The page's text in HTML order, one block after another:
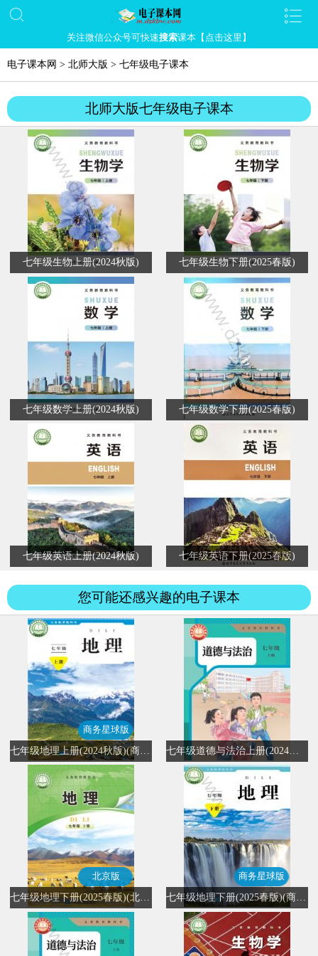
关注微信公众号可快速搜索课本【点击这里】
电子课本网 > 北师大版 > 七年级电子课本
北师大版七年级电子课本
七年级生物上册(2024秋版) 七年级生物下册(2025春版)
七年级数学上册(2024秋版) 七年级数学下册(2025春版)
七年级英语上册(2024秋版) 七年级英语下册(2025春版)
您可能还感兴趣的电子课本
商务星球版
七年级地理上册(2024秋版)(商务星球版)
七年级道德与法治上册(2024秋版)(部编版)
北京版
七年级地理下册(2025春版)(北京版)
商务星球版
七年级地理下册(2025春版)(商务星球版)